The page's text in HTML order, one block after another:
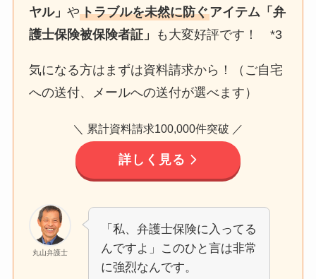
ヤル」やトラブルを未然に防ぐアイテム「弁
護士保険被保険者証」
も大変好評です！ *3
気になる方はまずは資料請求から！（ご自宅
への送付、メールへの送付が選べます）
＼ 累計資料請求100,000件突破 ／
詳しく見る
丸山弁護士
「私、弁護士保険に入ってる
んですよ」このひと言は非常
に強烈なんです。